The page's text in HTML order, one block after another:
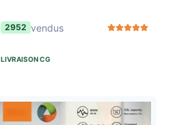
2952 vendus
LIVRAISONCG